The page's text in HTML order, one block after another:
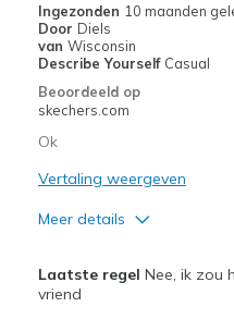
Ingezonden 10 maanden
Door Diels
van Wisconsin
Describe Yourself Casual
Beoordeeld op
skechers.com
Ok
Vertaling weergeven
Meer details
Attractive Design
Laatste regel Nee, ik zou
vriend